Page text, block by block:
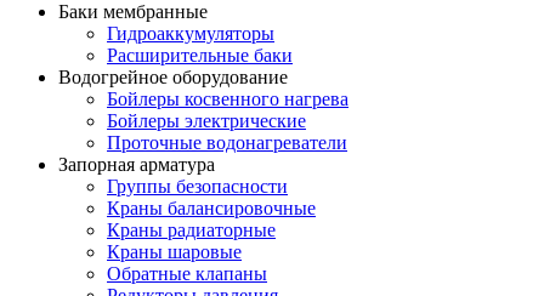
Баки мембранные
Гидроаккумуляторы
Расширительные баки
Водогрейное оборудование
Бойлеры косвенного нагрева
Бойлеры электрические
Проточные водонагреватели
Запорная арматура
Группы безопасности
Краны балансировочные
Краны радиаторные
Краны шаровые
Обратные клапаны